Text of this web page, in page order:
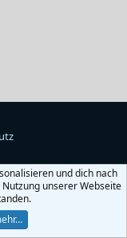
und dich nach
unserer Webseite